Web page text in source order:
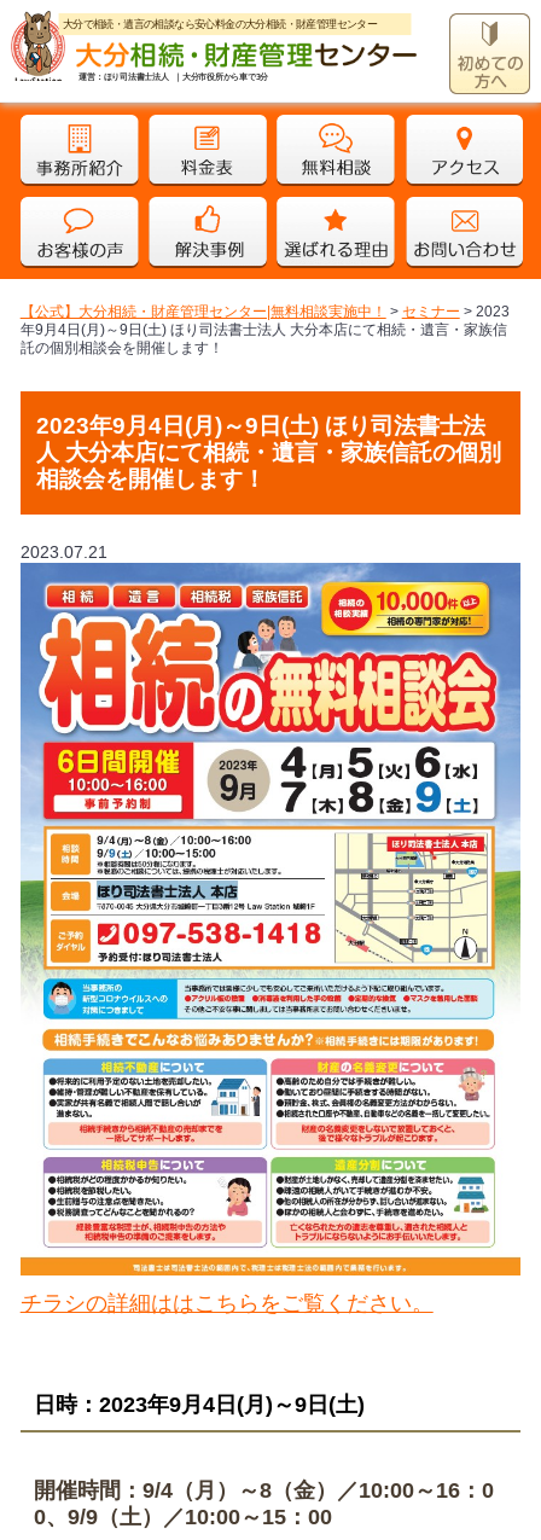
大分で相続・遺言の相談なら安心料金の大分相続・財産管理センター
運営：ほり司法書士法人 ｜大分市役所から車で3分
【公式】大分相続・財産管理センター|無料相談実施中！ > セミナー > 2023
年9月4日(月)～9日(土) ほり司法書士法人 大分本店にて相続・遺言・家族信
託の個別相談会を開催します！
2023年9月4日(月)～9日(土) ほり司法書士法
人 大分本店にて相続・遺言・家族信託の個別
相談会を開催します！
2023.07.21
チラシの詳細ははこちらをご覧ください。
日時：2023年9月4日(月)～9日(土)
開催時間：9/4（月）～8（金）／10:00～16：0
0、9/9（土）／10:00～15：00